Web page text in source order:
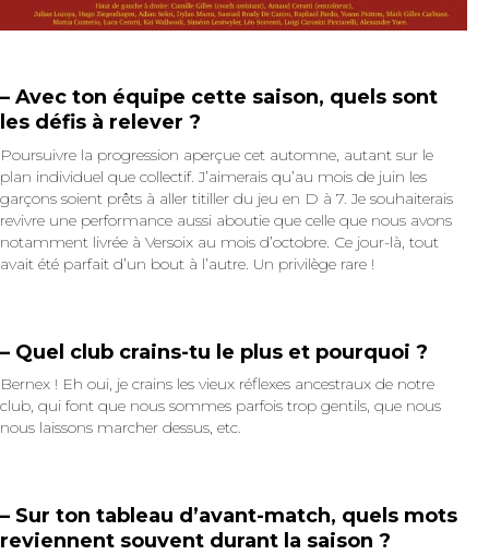
– Avec ton équipe cette saison, quels sont
les défis à relever ?
Poursuivre la progression aperçue cet automne, autant sur le
plan individuel que collectif. J’aimerais qu’au mois de juin les
garçons soient prêts à aller titiller du jeu en D à 7. Je souhaiterais
revivre une performance aussi aboutie que celle que nous avons
notamment livrée à Versoix au mois d’octobre. Ce jour-là, tout
avait été parfait d’un bout à l’autre. Un privilège rare !
– Quel club crains-tu le plus et pourquoi ?
Bernex ! Eh oui, je crains les vieux réflexes ancestraux de notre
club, qui font que nous sommes parfois trop gentils, que nous
nous laissons marcher dessus, etc.
– Sur ton tableau d’avant-match, quels mots
reviennent souvent durant la saison ?